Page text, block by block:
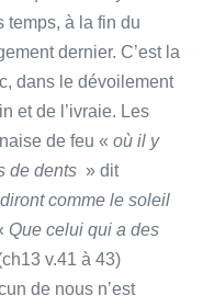
temps, à la fin du
dernier. C’est la
dans le dévoilement
et de l’ivraie. Les
de feu « où il y
de dents » dit
comme le soleil
Que celui qui a des
v.41 à 43)
de nous n’est